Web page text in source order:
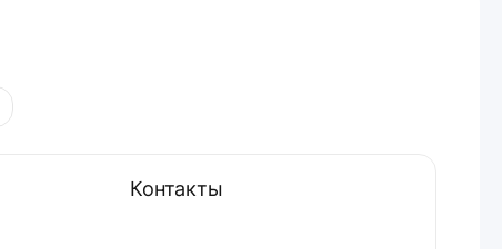
Контакты